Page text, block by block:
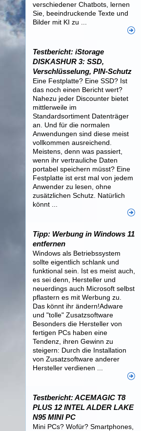
verschiedener Chatbots, lernen
Sie, beeindruckende Texte und
Bilder mit KI zu ...
Testbericht: iStorage
DISKASHUR 3: SSD,
Verschlüsselung, PIN-Schutz
Eine Festplatte? Eine SSD? Ist
das noch einen Bericht wert?
Nahezu jeder Discounter bietet
mittlerweile im
Standardsortiment Datenträger
an. Und für die normalen
Anwendungen sind diese meist
vollkommen ausreichend.
Meistens, denn was passiert,
wenn ihr vertrauliche Daten
portabel speichern müsst? Eine
Festplatte ist erst mal von jedem
Anwender zu lesen, ohne
zusätzlichen Schutz. Natürlich
könnt ...
Tipp: Werbung in Windows 11
entfernen
Windows als Betriebssystem
sollte eigentlich schlank und
funktional sein. Ist es meist auch,
es sei denn, Hersteller und
neuerdings auch Microsoft selbst
pflastern es mit Werbung zu.
Das könnt ihr ändern!Adware
und "tolle" Zusatzsoftware
Besonders die Hersteller von
fertigen PCs haben eine
Tendenz, ihren Gewinn zu
steigern: Durch die Installation
von Zusatzsoftware anderer
Hersteller verdienen ...
Testbericht: ACEMAGIC T8
PLUS 12 INTEL ALDER LAKE
N95 MINI PC
Mini PCs? Wofür? Smartphones,